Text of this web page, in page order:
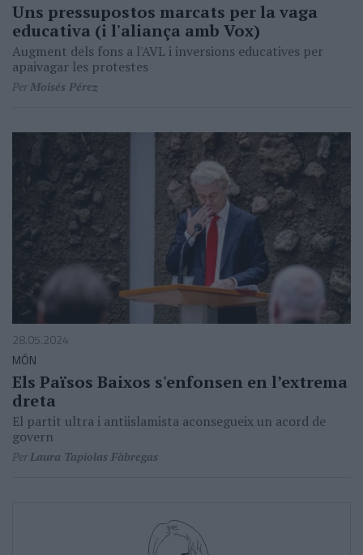
Uns pressupostos marcats per la vaga
educativa (i l'aliança amb Vox)
Augment dels fons a l'AVL i inversions educatives per
apaivagar les protestes
PerMoisés Pérez
28.05.2024
MÓN
Els Països Baixos s'enfonsen en l’extrema
dreta
El partit ultra i antiislamista aconsegueix un acord de
govern
PerLaura Tapiolas Fàbregas